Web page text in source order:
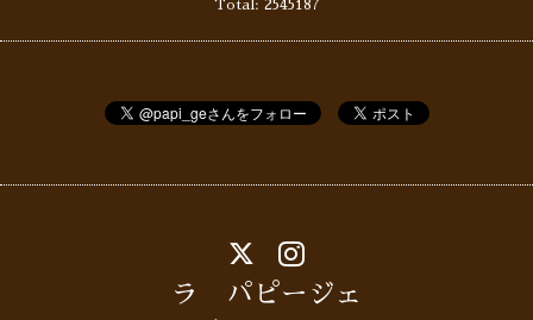
Total: 2545187
ラ パピージェ